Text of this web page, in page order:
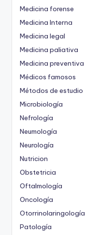
Medicina forense
Medicina Interna
Medicina legal
Medicina paliativa
Medicina preventiva
Médicos famosos
Métodos de estudio
Microbiología
Nefrología
Neumología
Neurología
Nutricion
Obstetricia
Oftalmología
Oncología
Otorrinolaringología
Patología